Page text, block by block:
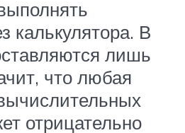
калькулятора. В
лишь
что любая
отрицательно